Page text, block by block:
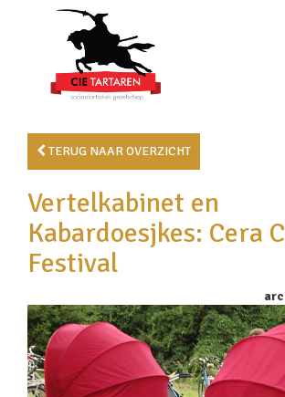
TERUG NAAR OVERZICHT
Vertelkabinet en
Kabardoesjkes: Cera
Festival